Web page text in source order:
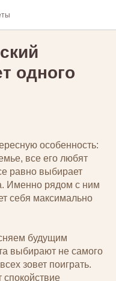
одного
особенность:
все его любят
равно выбирает
Именно рядом с ним
себя максимально
будущим
выбирают не самого
зовет поиграть.
спокойствие